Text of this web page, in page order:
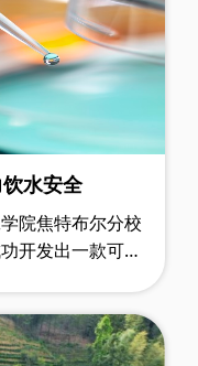
水安全
院焦特布尔分校
开发出一款可随